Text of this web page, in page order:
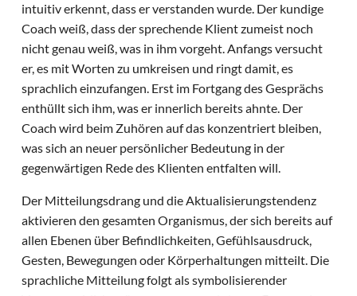
intuitiv erkennt, dass er verstanden wurde. Der kundige
Coach weiß, dass der sprechende Klient zumeist noch
nicht genau weiß, was in ihm vorgeht. Anfangs versucht
er, es mit Worten zu umkreisen und ringt damit, es
sprachlich einzufangen. Erst im Fortgang des Gesprächs
enthüllt sich ihm, was er innerlich bereits ahnte. Der
Coach wird beim Zuhören auf das konzentriert bleiben,
was sich an neuer persönlicher Bedeutung in der
gegenwärtigen Rede des Klienten entfalten will.
Der Mitteilungsdrang und die Aktualisierungstendenz
aktivieren den gesamten Organismus, der sich bereits auf
allen Ebenen über Befindlichkeiten, Gefühlsausdruck,
Gesten, Bewegungen oder Körperhaltungen mitteilt. Die
sprachliche Mitteilung folgt als symbolisierender